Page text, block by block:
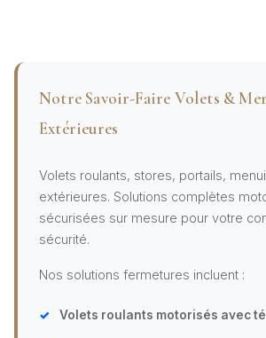
Notre Savoir-Faire Volets &
Extérieures
Volets roulants, stores, portails,
extérieures. Solutions complètes
sécurisées sur mesure pour votre
sécurité.
Nos solutions fermetures incluent :
Volets roulants motorisés avec